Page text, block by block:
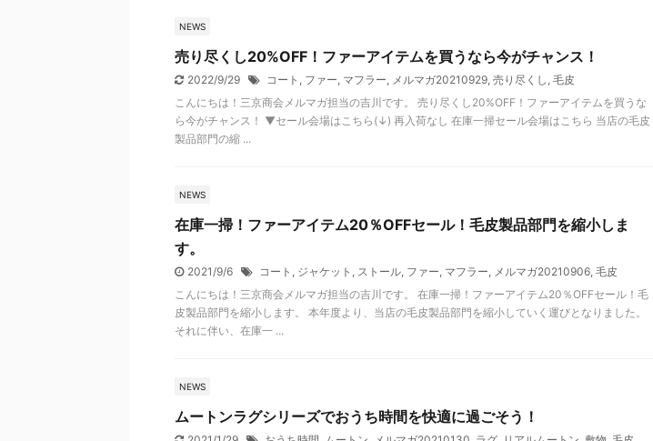
NEWS
売り尽くし20%OFF！ファーアイテムを買うなら今がチャンス！
2022/9/29 コート , ファー, マフラー, メルマガ20210929, 売り尽くし , 毛皮
こんにちは！三京商会メルマガ担当の吉川です。 売り尽くし20%OFF！ファーアイテムを買うな
ら今がチャンス！ ▼セール会場はこちら(↓) 再入荷なし 在庫一掃セール会場はこちら 当店の毛皮
製品部門の縮 ...
NEWS
在庫一掃！ファーアイテム20％OFFセール！毛皮製品部門を縮小しま
す。
2021/9/6 コート , ジャケット , ストール, ファー, マフラー, メルマガ20210906, 毛皮
こんにちは！三京商会メルマガ担当の吉川です。 在庫一掃！ファーアイテム20％OFFセール！毛
皮製品部門を縮小します。 本年度より、当店の毛皮製品部門を縮小していく運びとなりました。
それに伴い、在庫一 ...
NEWS
ムートンラグシリーズでおうち時間を快適に過ごそう！